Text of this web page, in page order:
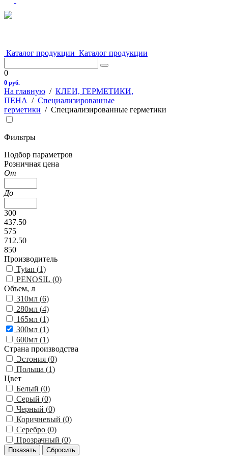
Каталог продукции Каталог продукции
0
0 руб.
На главную / КЛЕИ, ГЕРМЕТИКИ,
ПЕНА / Специализированные
герметики / Специализированные герметики
Фильтры
Подбор параметров
Розничная цена
От
До
300
437.50
575
712.50
850
Производитель
Tytan (1)
PENOSIL (0)
Объем, л
310мл (6)
280мл (4)
165мл (1)
300мл (1)
600мл (1)
Страна производства
Эстония (0)
Польша (1)
Цвет
Белый (0)
Серый (0)
Черный (0)
Коричневый (0)
Серебро (0)
Прозрачный (0)